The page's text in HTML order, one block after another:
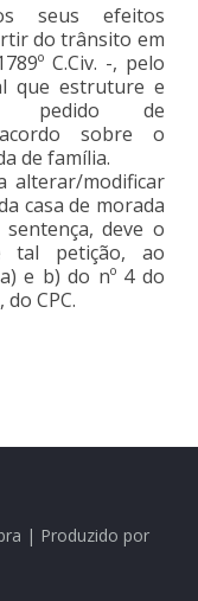
seus efeitos
do trânsito em
C.Civ. -, pelo
que estruture e
pedido de
acordo sobre o
de família.
alterar/modificar
casa de morada
deve o
tal petição, ao
e b) do nº 4 do
do CPC.
| Produzido por